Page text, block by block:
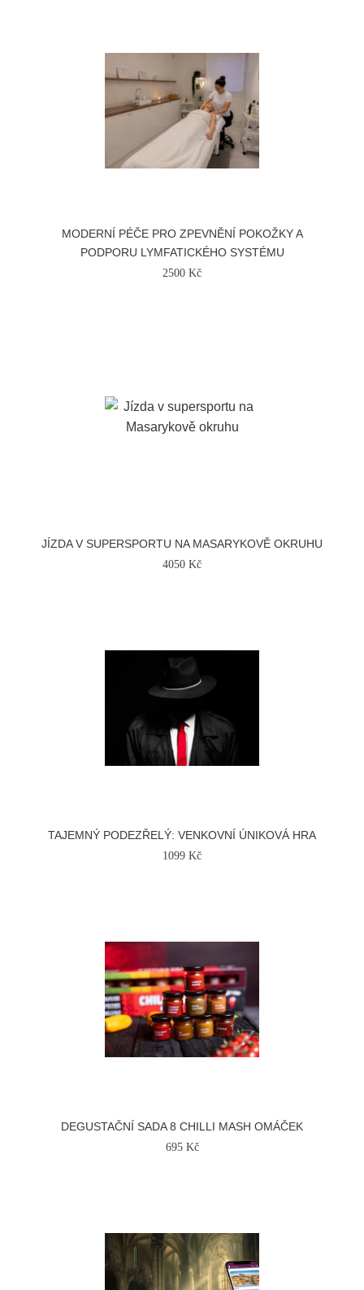
MODERNÍ PÉČE PRO ZPEVNĚNÍ POKOŽKY A
PODPORU LYMFATICKÉHO SYSTÉMU
2500 Kč
JÍZDA V SUPERSPORTU NA MASARYKOVĚ OKRUHU
4050 Kč
TAJEMNÝ PODEZŘELÝ: VENKOVNÍ ÚNIKOVÁ HRA
1099 Kč
DEGUSTAČNÍ SADA 8 CHILLI MASH OMÁČEK
695 Kč